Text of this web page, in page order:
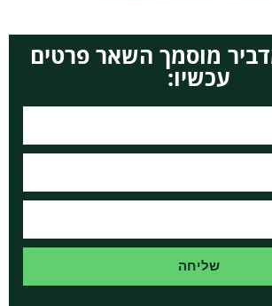
מוסמך השאר פרטים
עכשיו:
שליחה